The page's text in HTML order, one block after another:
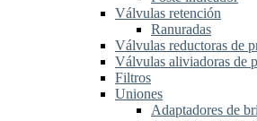
Válvulas retención
Ranuradas
Válvulas reductoras de
Válvulas aliviadoras de
Filtros
Uniones
Adaptadores de